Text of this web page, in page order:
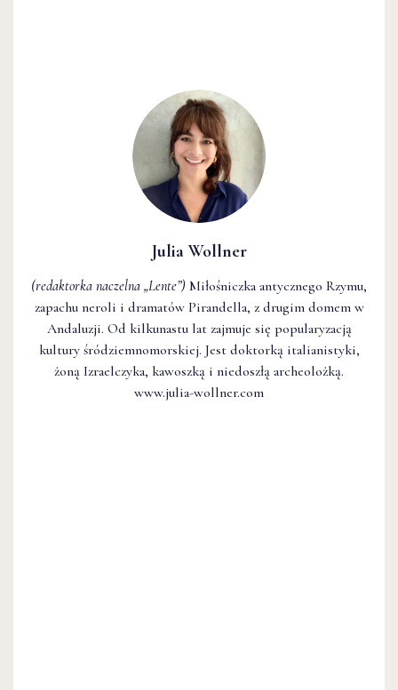
Julia Wollner
(redaktorka naczelna „Lente”) Miłośniczka antycznego Rzymu,
zapachu neroli i dramatów Pirandella, z drugim domem w
Andaluzji. Od kilkunastu lat zajmuje się popularyzacją
kultury śródziemnomorskiej. Jest doktorką italianistyki,
żoną Izraelczyka, kawoszką i niedoszłą archeolożką.
www.julia-wollner.com